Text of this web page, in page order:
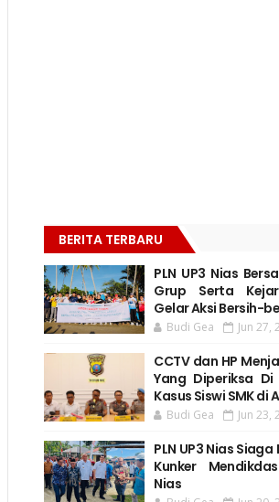
BERITA TERBARU
PLN UP3 Nias
Grup Serta
Gelar Aksi Bersih-
Budi Gea Jun 27,
CCTV dan HP
Yang Diperiksa
Kasus Siswi SMK di
Budi Gea Jun 23,
PLN UP3 Nias
Kunker
Nias